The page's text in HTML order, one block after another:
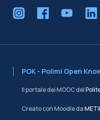
POK - Polimi Open
Il portale dei MOOC del
Creato con Moodle da